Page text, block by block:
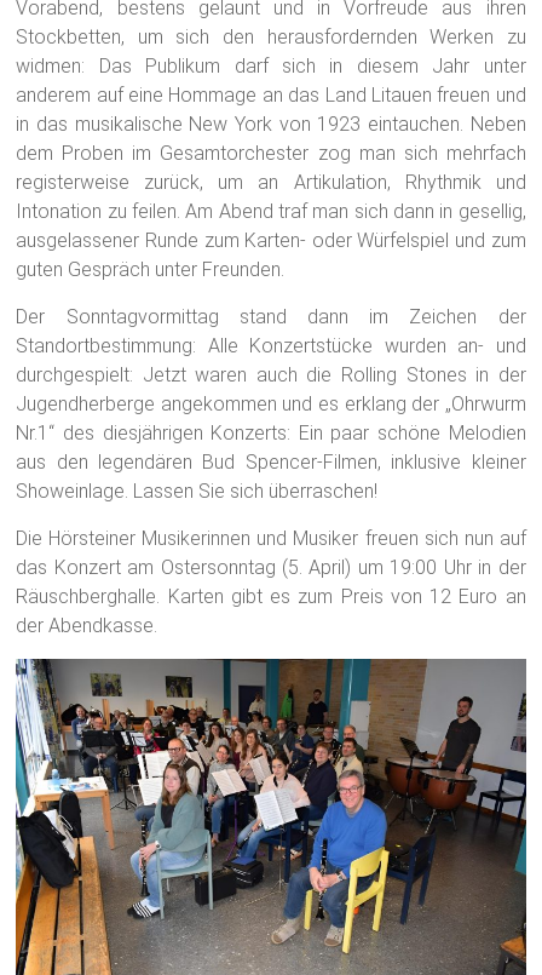
Vorabend, bestens gelaunt und in Vorfreude aus ihren
Stockbetten, um sich den herausfordernden Werken zu
widmen: Das Publikum darf sich in diesem Jahr unter
anderem auf eine Hommage an das Land Litauen freuen und
in das musikalische New York von 1923 eintauchen. Neben
dem Proben im Gesamtorchester zog man sich mehrfach
registerweise zurück, um an Artikulation, Rhythmik und
Intonation zu feilen. Am Abend traf man sich dann in gesellig,
ausgelassener Runde zum Karten- oder Würfelspiel und zum
guten Gespräch unter Freunden.
Der Sonntagvormittag stand dann im Zeichen der
Standortbestimmung: Alle Konzertstücke wurden an- und
durchgespielt: Jetzt waren auch die Rolling Stones in der
Jugendherberge angekommen und es erklang der „Ohrwurm
Nr.1“ des diesjährigen Konzerts: Ein paar schöne Melodien
aus den legendären Bud Spencer-Filmen, inklusive kleiner
Showeinlage. Lassen Sie sich überraschen!
Die Hörsteiner Musikerinnen und Musiker freuen sich nun auf
das Konzert am Ostersonntag (5. April) um 19:00 Uhr in der
Räuschberghalle. Karten gibt es zum Preis von 12 Euro an
der Abendkasse.